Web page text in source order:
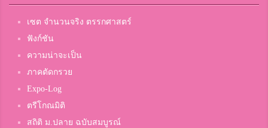
Natnicha Kaewkampaeng
เซต จำนวนจริง ตรรกศาสตร์
ฟังก์ชัน
ความน่าจะเป็น
ภาคตัดกรวย
Expo-Log
ตรีโกณมิติ
สถิติ ม.ปลาย ฉบับสมบูรณ์